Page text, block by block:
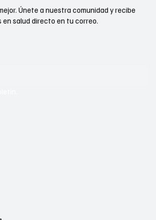
Únete a nuestra comunidad y recibe
salud directo en tu correo.